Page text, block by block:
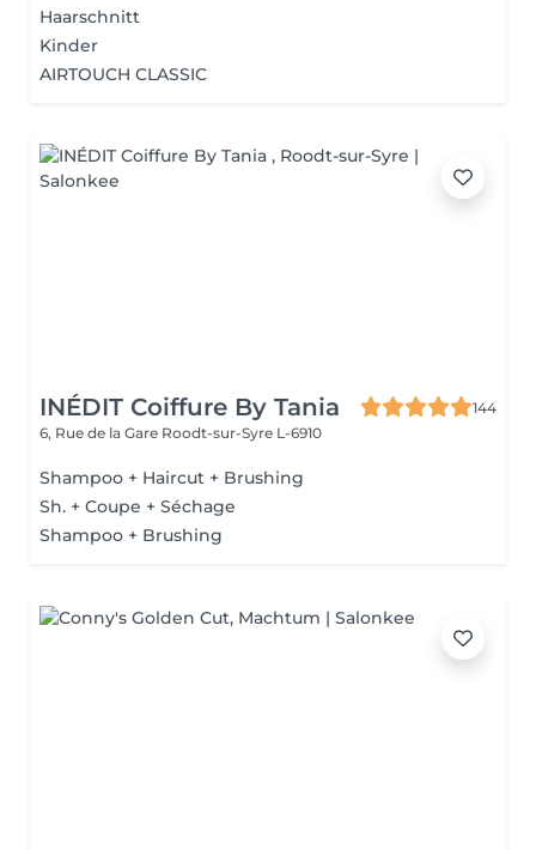
Haarschnitt
Kinder
AIRTOUCH CLASSIC
INÉDIT Coiffure By Tania
144
6, Rue de la Gare Roodt-sur-Syre L-6910
Shampoo + Haircut + Brushing
Sh. + Coupe + Séchage
Shampoo + Brushing